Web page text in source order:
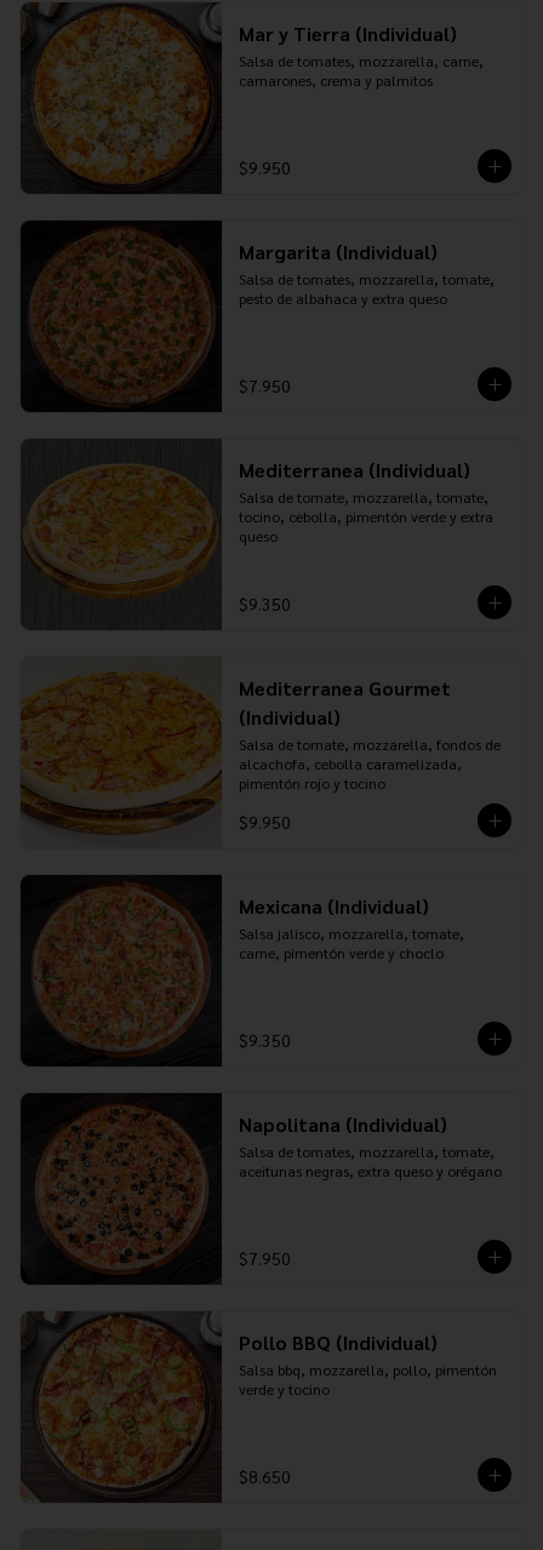
Mar y Tierra (Individual)
Salsa de tomates, mozzarella, carne,
camarones, crema y palmitos
$9.950
Margarita (Individual)
Salsa de tomates, mozzarella, tomate,
pesto de albahaca y extra queso
$7.950
Mediterranea (Individual)
Salsa de tomate, mozzarella, tomate,
tocino, cebolla, pimentón verde y extra
queso
$9.350
Mediterranea Gourmet
(Individual)
Salsa de tomate, mozzarella, fondos de
alcachofa, cebolla caramelizada,
pimentón rojo y tocino
$9.950
Mexicana (Individual)
Salsa jalisco, mozzarella, tomate,
carne, pimentón verde y choclo
$9.350
Napolitana (Individual)
Salsa de tomates, mozzarella, tomate,
aceitunas negras, extra queso y orégano
$7.950
Pollo BBQ (Individual)
Salsa bbq, mozzarella, pollo, pimentón
verde y tocino
$8.650